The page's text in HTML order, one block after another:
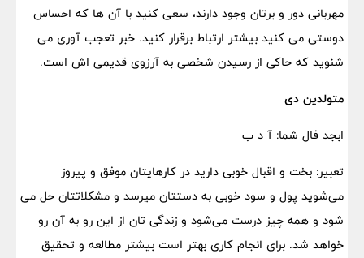
مهربانی دور و برتان وجود دارند، سعی کنید با آن ها که احساس
دوستی می کنید بیشتر ارتباط برقرار کنید. خبر تعجب آوری می
شنوید که حاکی از رسیدن شخصی به آرزوی قدیمی اش است.
متولدین دی
ابجد فال شما: آ د ب
تعبیر: بخت و اقبال خوبی دارید در کارهایتان موفق و پیروز
می‌شوید پول و سود خوبی به دستتان میرسد و مشکلاتتان حل می
شود و همه چیز درست می‌شود و زندگی تان از این رو به آن رو
خواهد شد. برای انجام کاری بهتر است بیشتر مطالعه و تحقیق